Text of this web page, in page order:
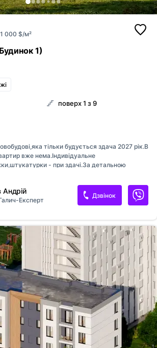
1 000 $/м²
1)
поверх 1 з 9
тільки будується здача 2027 рік.В
вже нема.Індивідуальне
- при здачі.За детальною
Андрій
Експерт
Дзвінок